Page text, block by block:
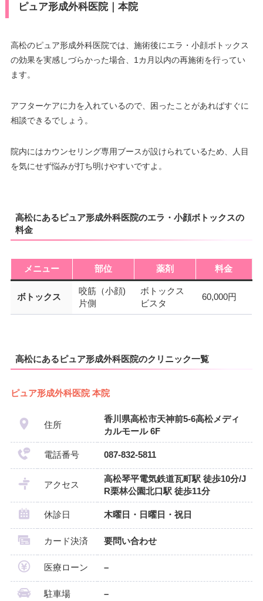
ピュア形成外科医院｜本院
高松のピュア形成外科医院では、施術後にエラ・小顔ボトックス
の効果を実感しづらかった場合、1カ月以内の再施術を行ってい
ます。
アフターケアに力を入れているので、困ったことがあればすぐに
相談できるでしょう。
院内にはカウンセリング専用ブースが設けられているため、人目
を気にせず悩みが打ち明けやすいですよ。
高松にあるピュア形成外科医院のエラ・小顔ボトックスの
料金
メニュー 部位 薬剤 料金
ボトックス
咬筋（小顔)
片側
ボトックス
ビスタ
60,000円
高松にあるピュア形成外科医院のクリニック一覧
ピュア形成外科医院 本院
住所
香川県高松市天神前5-6高松メディ
カルモール 6F
電話番号 087-832-5811
アクセス
高松琴平電気鉄道瓦町駅 徒歩10分/J
R栗林公園北口駅 徒歩11分
休診日 木曜日・日曜日・祝日
カード決済 要問い合わせ
医療ローン –
駐車場 –